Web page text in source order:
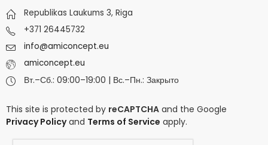
Republikas Laukums 3, Riga
+371 26445732
info@amiconcept.eu
amiconcept.eu
Вт.–Сб.: 09:00–19:00 | Вс.–Пн.: Закрыто
This site is protected by reCAPTCHA and the Google
Privacy Policyand Terms of Service apply.